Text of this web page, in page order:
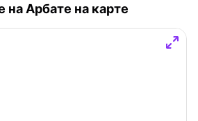
на Арбате на карте